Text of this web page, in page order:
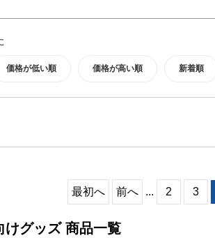
価格が低い順 価格が高い順 新着順
最初へ 前へ ... 2 3
けグッズ 商品一覧